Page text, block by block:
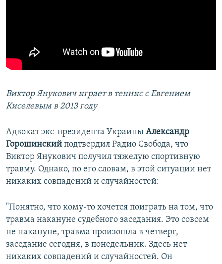
Виктор Янукович играет в теннис с Евгением
Киселевым в 2013 году
Адвокат экс-президента Украины Александр
Горошинский подтвердил Радио Свобода, что
Виктор Янукович получил тяжелую спортивную
травму. Однако, по его словам, в этой ситуации нет
никаких совпадений и случайностей:
"Понятно, что кому-то хочется поиграть на том, что
травма накануне судебного заседания. Это совсем
не накануне, травма произошла в четверг,
заседание сегодня, в понедельник. Здесь нет
никаких совпадений и случайностей. Он